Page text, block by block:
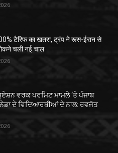
टैरिफ का खतरा, ट्रंप ने रूस-ईरान से
चली नई चाल
ਵਰਕ ਪਰਮਿਟ ਮਾਮਲੇ ‘ਤੇ ਪੰਜਾਬ
ਦੇ ਵਿਦਿਆਰਥੀਆਂ ਦੇ ਨਾਲ: ਰਵਜੋਤ